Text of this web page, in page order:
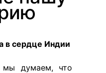
в сердце Индии
мы думаем, что